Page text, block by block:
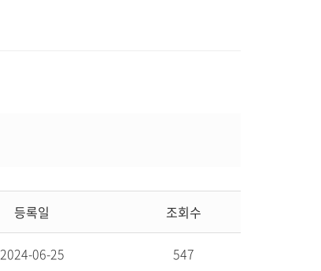
등록일 조회수
2024-06-25 547